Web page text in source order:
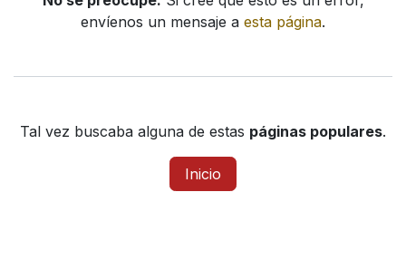
envíenos un mensaje a esta página.
Tal vez buscaba alguna de estas páginas populares.
Inicio